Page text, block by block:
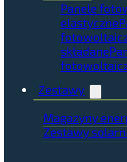
Panele
elastyczne
składane
Zestawy
Magazyny
Zestawy